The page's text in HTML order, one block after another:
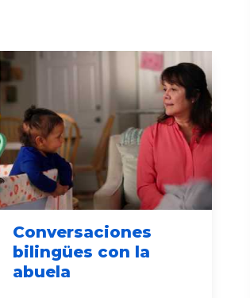
Conversaciones
bilingües con la
abuela